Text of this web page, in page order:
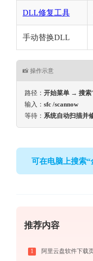
DLL修复工具
手动替换DLL
📸 操作示意
路径： 开始菜单 → 搜
输入： sfc /scannow
等待： 系统自动扫描并
可在电脑上搜索
推荐内容
1 阿里云盘软件下载